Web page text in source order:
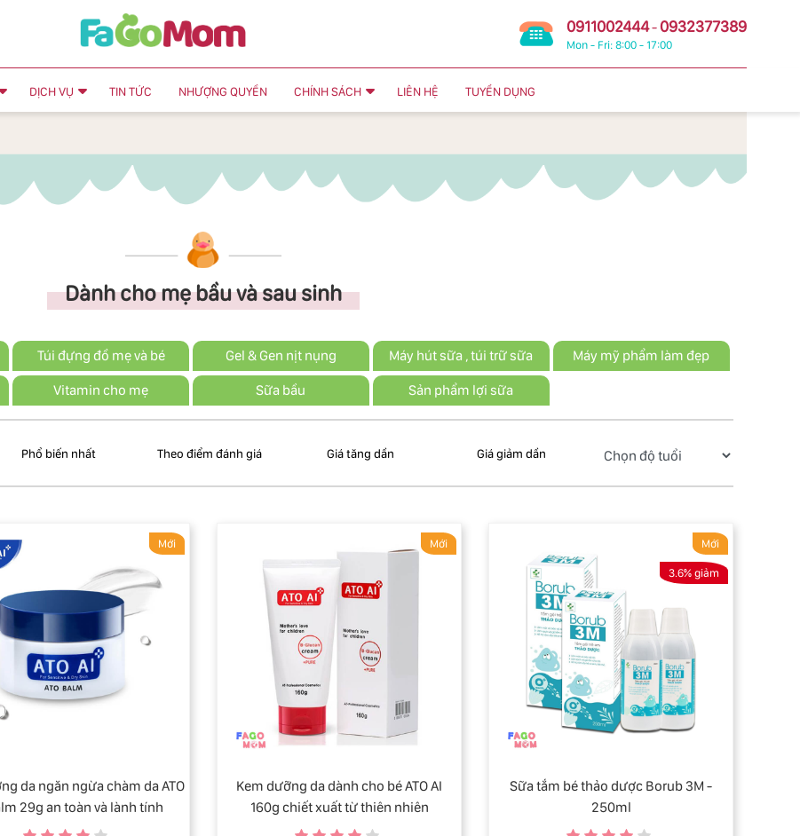
0911002444-0932377389
Mon - Fri: 8:00 - 17:00
DỊCH VỤ TIN TỨC NHƯỢNG QUYỀN CHÍNH SÁCH LIÊN HỆ TUYỂN DỤNG
Dành cho mẹ bầu và sau sinh
Túi đựng đồ mẹ và bé Gel & Gen nịt nụng Máy hút sữa , túi trữ sữa Máy mỹ phẩm làm đẹp
Vitamin cho mẹ Sữa bầu Sản phẩm lợi sữa
Phổ biến nhất Theo điểm đánh giá Giá tăng dần Giá giảm dần
Mới
da ngăn ngừa chàm da ATO
29g an toàn và lành tính
Mới
Kem dưỡng da dành cho bé ATO AI
160g chiết xuất từ thiên nhiên
Mới
3.6% giảm
Sữa tắm bé thảo dược Borub 3M -
250ml